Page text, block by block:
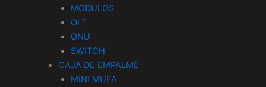
MODULOS
OLT
ONU
SWITCH
CAJA DE EMPALME
MINI MUFA